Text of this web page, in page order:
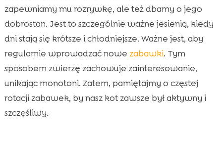
zapewniamy mu rozrywkę, ale też dbamy o jego
dobrostan. Jest to szczególnie ważne jesienią, kiedy
dni stają się krótsze i chłodniejsze. Ważne jest, aby
regularnie wprowadzać nowe zabawki. Tym
sposobem zwierzę zachowuje zainteresowanie,
unikając monotoni. Zatem, pamiętajmy o częstej
rotacji zabawek, by nasz kot zawsze był aktywny i
szczęśliwy.